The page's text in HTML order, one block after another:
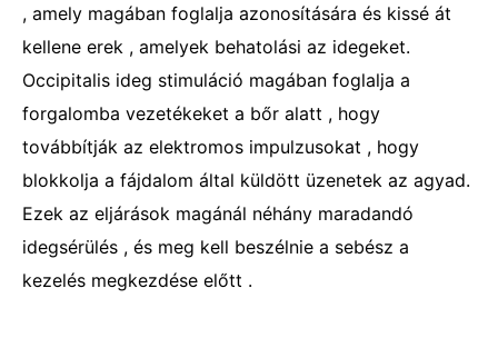
, amely magában foglalja azonosítására és kissé át
kellene erek , amelyek behatolási az idegeket.
Occipitalis ideg stimuláció magában foglalja a
forgalomba vezetékeket a bőr alatt , hogy
továbbítják az elektromos impulzusokat , hogy
blokkolja a fájdalom által küldött üzenetek az agyad.
Ezek az eljárások magánál néhány maradandó
idegsérülés , és meg kell beszélnie a sebész a
kezelés megkezdése előtt .